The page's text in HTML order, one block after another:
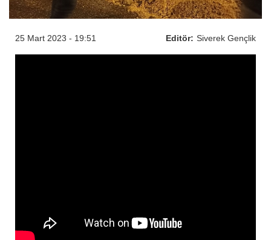
Editör: Siverek Gençlik
25 Mart 2023 - 19:51